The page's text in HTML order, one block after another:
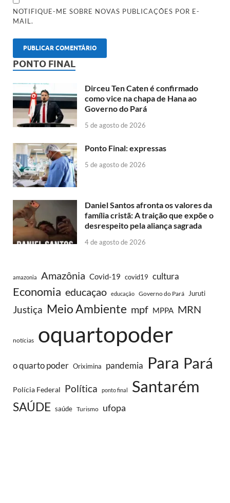
NOTIFIQUE-ME SOBRE NOVAS PUBLICAÇÕES POR E-
MAIL.
PONTO FINAL
Dirceu Ten Caten é confirmado
como vice na chapa de Hana ao
Governo do Pará
5 de agosto de 2026
Ponto Final: expressas
5 de agosto de 2026
Daniel Santos afronta os valores da
família cristã: A traição que expõe o
desrespeito pela aliança sagrada
4 de agosto de 2026
amazonia Amazônia Covid-19 covid19 cultura
Economia educaçao educação Governo do Pará Juruti
Justiça Meio Ambiente mpf MPPA MRN
notícias oquartopoder
o quarto poder Oriximina pandemia Para Pará
Polícia Federal Política ponto final Santarém
SAÚDE saúde Turismo ufopa